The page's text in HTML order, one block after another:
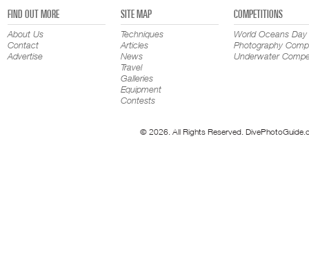
FIND OUT MORE
About Us
Contact
Advertise
SITE MAP
Techniques
Articles
News
Travel
Galleries
Equipment
Contests
COMPETITIONS
World Oceans Day
Photography
Underwater
© 2026. All Rights Reserved.